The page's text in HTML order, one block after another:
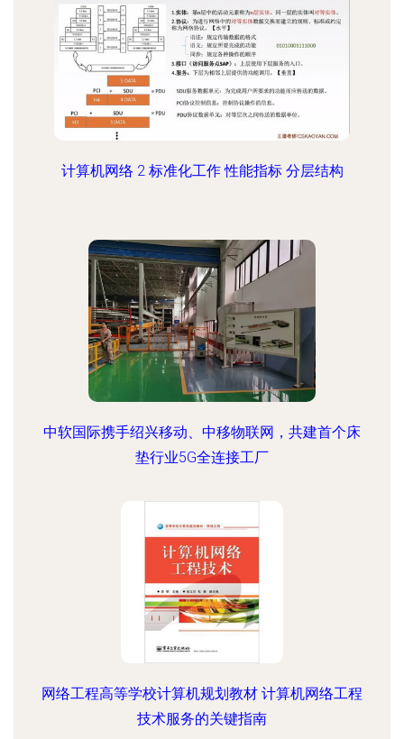
计算机网络 2 标准化工作 性能指标 分层结构
中软国际携手绍兴移动、中移物联网，共建首个床
垫行业5G全连接工厂
网络工程高等学校计算机规划教材 计算机网络工程
技术服务的关键指南